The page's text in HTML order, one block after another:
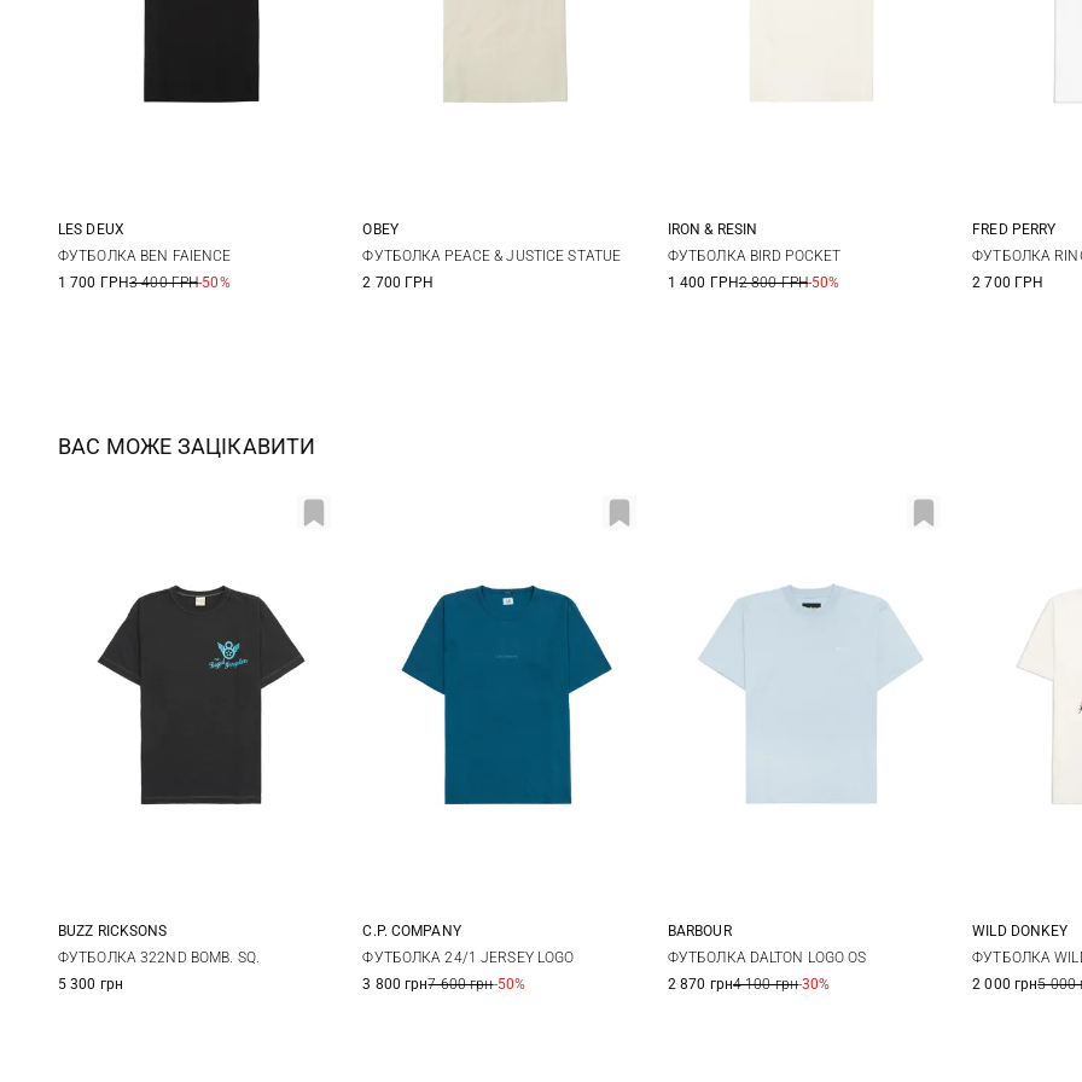
M L XL
LES DEUX
ФУТБОЛКА BEN FAIENCE
1 700 ГРН3 400 ГРН-50%
S M L XL
OBEY
ФУТБОЛКА PEACE & JUSTICE STATUE
2 700 ГРН
S M
IRON & RESIN
ФУТБОЛКА BIRD POCKET
1 400 ГРН2 800 ГРН-50%
S
FRED PERRY
ФУТБОЛКА
2 700 ГРН
ВАС МОЖЕ ЗАЦІКАВИТИ
M L XL
BUZZ RICKSONS
ФУТБОЛКА 322ND BOMB. SQ.
5 300 грн
XS XL XXL
C.P. COMPANY
ФУТБОЛКА 24/1 JERSEY LOGO
3 800 грн7 600 грн-50%
36 38 40
BARBOUR
ФУТБОЛКА DALTON LOGO OS
2 870 грн4 100 грн-30%
S
WILD DONKEY
ФУТБОЛКА
2 000 грн5 000